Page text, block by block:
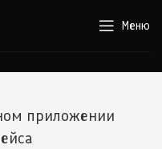
Меню
приложении